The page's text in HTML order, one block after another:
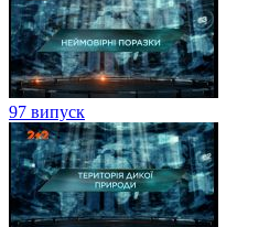
97 випуск